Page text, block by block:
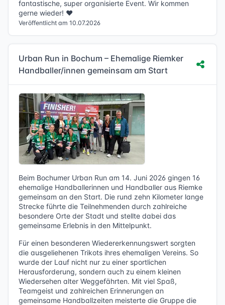
fantastische, super organisierte Event. Wir kommen
gerne wieder! ❤️
Veröffentlicht am 10.07.2026
Urban Run in Bochum – Ehemalige Riemker
Handballer/innen gemeinsam am Start
Beim Bochumer Urban Run am 14. Juni 2026 gingen 16
ehemalige Handballerinnen und Handballer aus Riemke
gemeinsam an den Start. Die rund zehn Kilometer lange
Strecke führte die Teilnehmenden durch zahlreiche
besondere Orte der Stadt und stellte dabei das
gemeinsame Erlebnis in den Mittelpunkt.
Für einen besonderen Wiedererkennungswert sorgten
die ausgeliehenen Trikots ihres ehemaligen Vereins. So
wurde der Lauf nicht nur zu einer sportlichen
Herausforderung, sondern auch zu einem kleinen
Wiedersehen alter Weggefährten. Mit viel Spaß,
Teamgeist und zahlreichen Erinnerungen an
gemeinsame Handballzeiten meisterte die Gruppe die